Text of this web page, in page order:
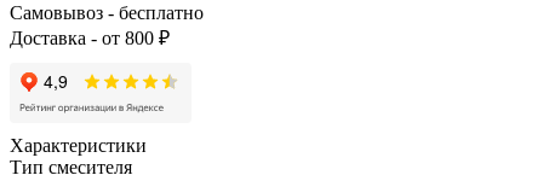
Самовывоз - бесплатно
Доставка - от 800 ₽
Характеристики
Тип смесителя